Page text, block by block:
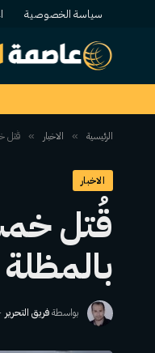
سياسة الخصوصية
الرئيسية » الاخبار » قُتل
الاخبار
قُتل
بواسطةفريق التحرير